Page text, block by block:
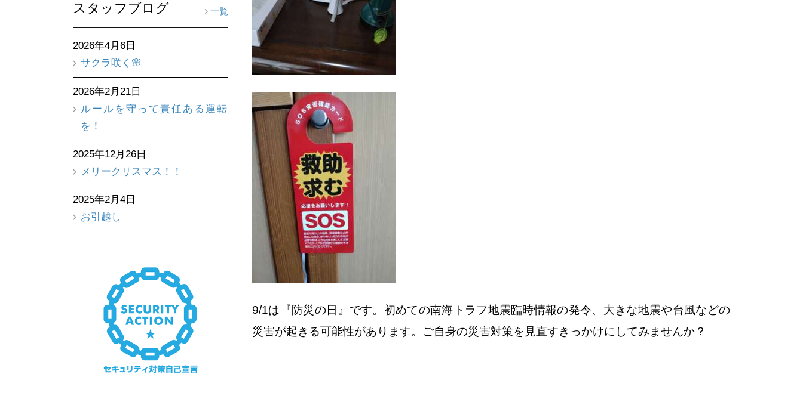
9/1は『防災の日』です。初めての南海トラフ地震臨時情報の発令、大きな地震や台風などの
災害が起きる可能性があります。ご自身の災害対策を見直すきっかけにしてみませんか？
スタッフブログ 一覧
2026年4月6日
サクラ咲く🌸
2026年2月21日
ルールを守って責任ある運転
を！
2025年12月26日
メリークリスマス！！
2025年2月4日
お引越し